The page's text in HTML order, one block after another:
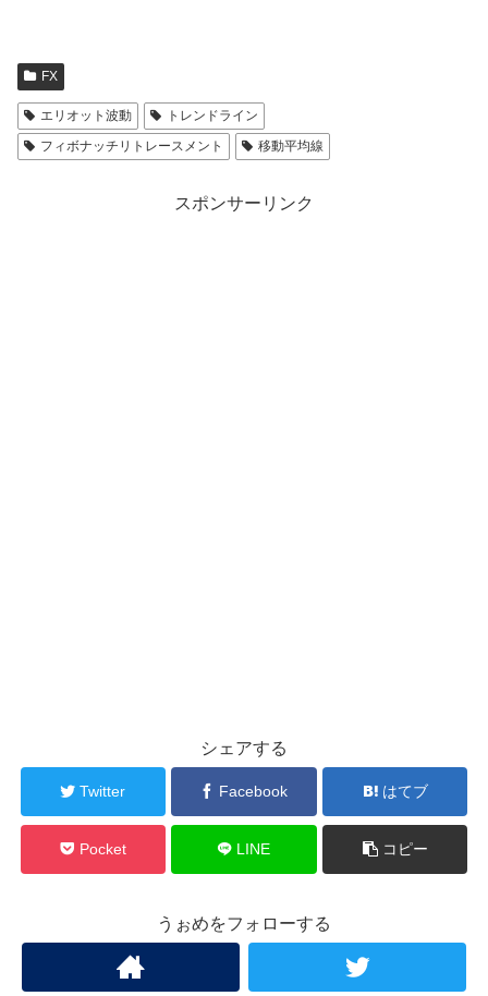
FX
エリオット波動
トレンドライン
フィボナッチリトレースメント
移動平均線
スポンサーリンク
シェアする
Twitter Facebook はてブ
Pocket LINE コピー
うぉめをフォローする